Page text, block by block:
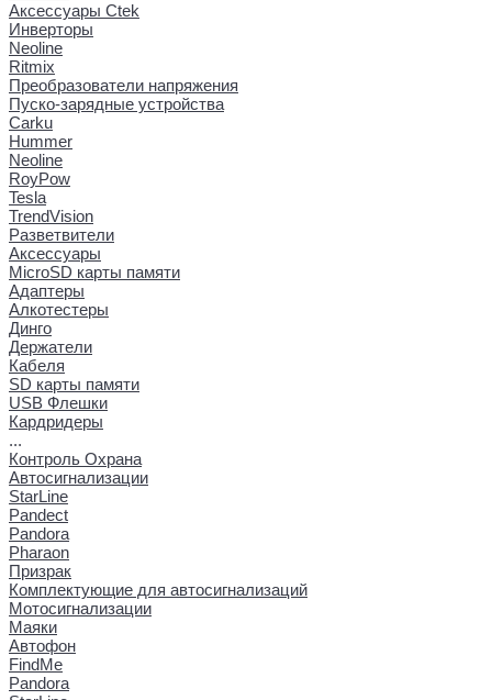
Аксессуары Ctek
Инверторы
Neoline
Ritmix
Преобразователи напряжения
Пуско-зарядные устройства
Carku
Hummer
Neoline
RoyPow
Tesla
TrendVision
Разветвители
Аксессуары
MicroSD карты памяти
Адаптеры
Алкотестеры
Динго
Держатели
Кабеля
SD карты памяти
USB Флешки
Кардридеры
...
Контроль Охрана
Автосигнализации
StarLine
Pandect
Pandora
Pharaon
Призрак
Комплектующие для автосигнализаций
Мотосигнализации
Маяки
Автофон
FindMe
Pandora